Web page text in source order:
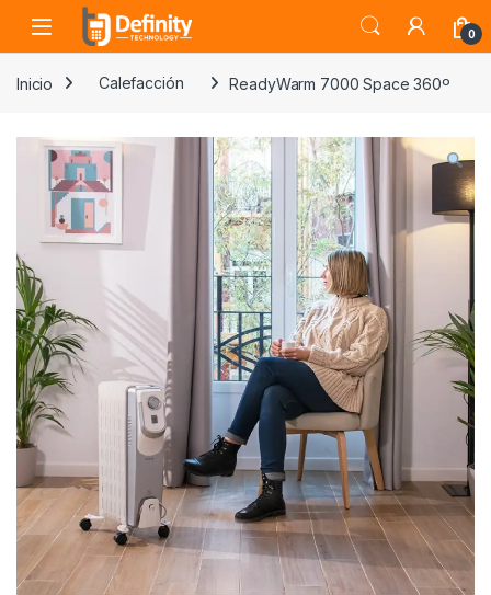
Skip to navigation
Skip to content
Open 0
Inicio Calefacción ReadyWarm 7000 Space 360º